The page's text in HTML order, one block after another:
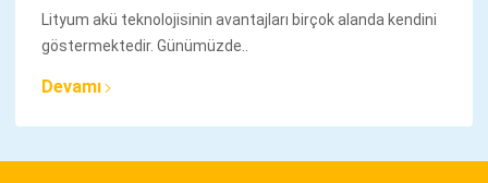
Lityum akü teknolojisinin avantajları birçok alanda kendini
göstermektedir. Günümüzde..
Devamı